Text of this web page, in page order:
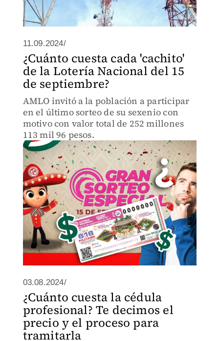
11.09.2024/
¿Cuánto cuesta cada 'cachito'
de la Lotería Nacional del 15
de septiembre?
AMLO invitó a la población a participar
en el último sorteo de su sexenio con
motivo con valor total de 252 millones
113 mil 96 pesos.
03.08.2024/
¿Cuánto cuesta la cédula
profesional? Te decimos el
precio y el proceso para
tramitarla